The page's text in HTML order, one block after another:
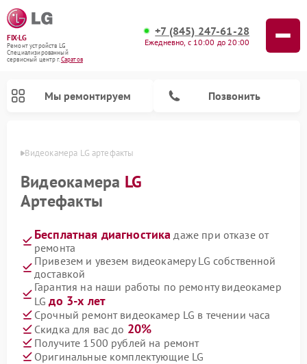
FIX-LG
Ремонт устройств LG
Специализированный
cервисный центр г.Саратов
+7 (845) 247-61-28
Ежедневно, с 10:00 до 20:00
Мы ремонтируем Позвонить
Видеокамера LG артефакты
Видеокамера LG
Артефакты
Бесплатная диагностика даже при отказе от
ремонта
Привезем и увезем видеокамеру LG собственной
доставкой
Гарантия на наши работы по ремонту видеокамер
LGдо 3-х лет
Срочный ремонт видеокамер LG в течении часа
Скидка для вас до 20%
Получите 1500 рублей на ремонт
Оригинальные комплектующие LG